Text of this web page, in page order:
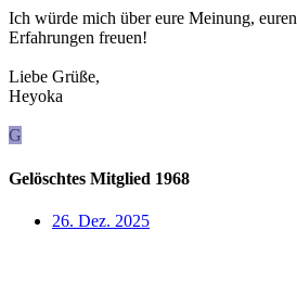
Ich würde mich über eure Meinung,
Erfahrungen freuen!
Liebe Grüße,
Heyoka
G
Gelöschtes Mitglied 1968
26. Dez. 2025